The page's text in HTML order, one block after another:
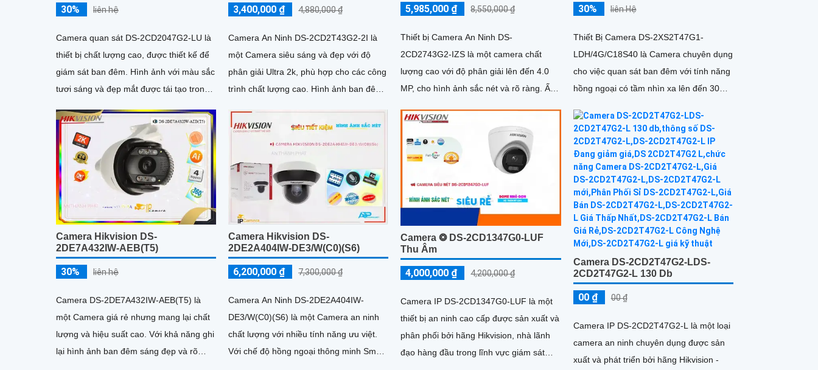
30% liên hệ
Camera quan sát DS-2CD2047G2-LU là
thiết bị chất lượng cao, được thiết kế để
giám sát ban đêm. Hình ảnh với màu sắc
tươi sáng và đẹp mắt được tái tạo trong
3,400,000 ₫ 4,880,000 ₫
Camera An Ninh DS-2CD2T43G2-2I là
một Camera siêu sáng và đẹp với độ
phân giải Ultra 2k, phù hợp cho các công
trình chất lượng cao. Hình ảnh ban đêm
5,985,000 ₫ 8,550,000 ₫
Thiết bị Camera An Ninh DS-
2CD2743G2-IZS là một camera chất
lượng cao với độ phân giải lên đến 4.0
MP, cho hình ảnh sắc nét và rõ ràng. Ấn
camera...
30% liên Hệ
Thiết Bị Camera DS-2XS2T47G1-
LDH/4G/C18S40 là Camera chuyên dụng
cho việc quan sát ban đêm với tính năng
hồng ngoại có tầm nhìn xa lên đến 30m.
hiển thị sắc nét và mịn màng ở mọi góc
độ
Camera Hikvision DS-
2DE7A432IW-AEB(T5)
30% liên hệ
Camera DS-2DE7A432IW-AEB(T5) là
một Camera giá rẻ nhưng mang lại chất
lượng và hiệu suất cao. Với khả năng ghi
lại hình ảnh ban đêm sáng đẹp và rõ
Camera Hikvision DS-
2DE2A404IW-DE3/W(C0)(S6)
6,200,000 ₫ 7,300,000 ₫
Camera An Ninh DS-2DE2A404IW-
DE3/W(C0)(S6) là một Camera an ninh
chất lượng với nhiều tính năng ưu việt.
Với chế độ hồng ngoại thông minh Smart
Camera ❂ DS-2CD1347G0-LUF
Thu Âm
4,000,000 ₫ 4,200,000 ₫
Camera IP DS-2CD1347G0-LUF là một
thiết bị an ninh cao cấp được sản xuất và
phân phối bởi hãng Hikvision, nhà lãnh
đạo hàng đầu trong lĩnh vực giám sát
Camera DS-2CD2T47G2-LDS-
2CD2T47G2-L 130 Db
00 ₫ 00 ₫
Camera IP DS-2CD2T47G2-L là một loại
camera an ninh chuyên dụng được sản
xuất và phát triển bởi hãng Hikvision -